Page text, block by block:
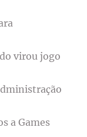
virou jogo
a Games